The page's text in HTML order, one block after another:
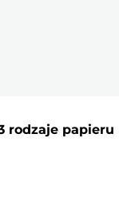
rodzaje papieru